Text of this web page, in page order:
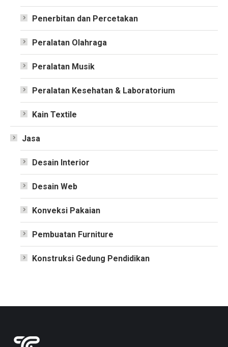
Penerbitan dan Percetakan
Peralatan Olahraga
Peralatan Musik
Peralatan Kesehatan & Laboratorium
Kain Textile
Jasa
Desain Interior
Desain Web
Konveksi Pakaian
Pembuatan Furniture
Konstruksi Gedung Pendidikan